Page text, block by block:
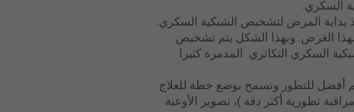
السكري.
بداية المرض لتشخيص الشبكية السكري.
الغرض. وبهذا الشكل يتم تشخيص
السكري التكاثري المدمرة كثيرا
أفضل للتطور وتسمح بوضع خطة للعلاج
تطورية أكثر دقة )، تصوير الأوعية